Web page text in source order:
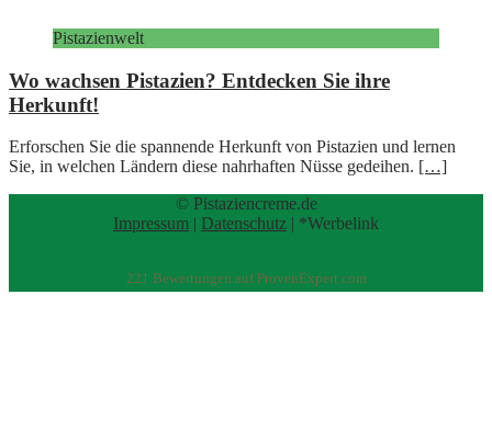
Pistazienwelt
Wo wachsen Pistazien? Entdecken Sie ihre
Herkunft!
Erforschen Sie die spannende Herkunft von Pistazien und lernen
Sie, in welchen Ländern diese nahrhaften Nüsse gedeihen. […]
© Pistaziencreme.de
Impressum
Datenschutz | *Werbelink
221 Bewertungen auf ProvenExpert.com